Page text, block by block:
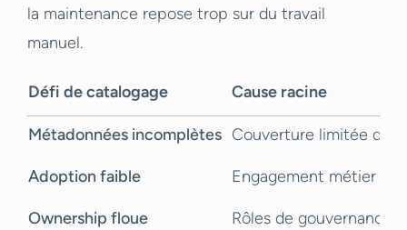
la maintenance repose trop sur du travail
manuel.
Défi de catalogage Cause racine
Métadonnées incomplètes Couverture limitée des
Adoption faible Engagement métier
Ownership floue Rôles de gouvernance